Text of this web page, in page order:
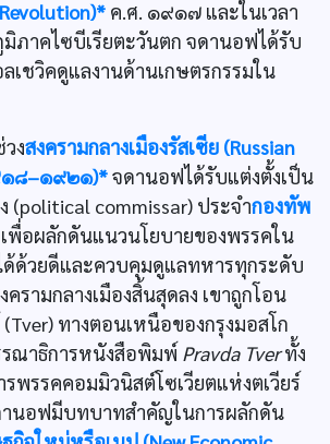
ค.ศ. ๑๙๑๗ และในเวลา
ภาคไซบีเรียตะวันตก จดานอฟได้รับ
เชวิคดูแลงานด้านเกษตรกรรมใน
งสงครามกลางเมืองรัสเซีย (Russian
๑๘–๑๙๒๑)*จดานอฟได้รับแต่งตั้งเป็น
(political commissar) ประจำกองทัพ
เพื่อผลักดันแนวนโยบายของพรรคใน
ด้วยดีและควบคุมดูแลทหารทุกระดับ
รามกลางเมืองสิ้นสุดลง เขาถูกโอน
(Tver) ทางตอนเหนือของกรุงมอสโก
ณาธิการหนังสือพิมพ์ Pravda Tverทั้ง
รพรรคคอมมิวนิสต์โซเวียตแห่งตเวียร์
นอฟมีบทบาทสำคัญในการผลักดัน